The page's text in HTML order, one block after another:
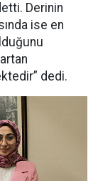
Derinin
ise en
dedi.